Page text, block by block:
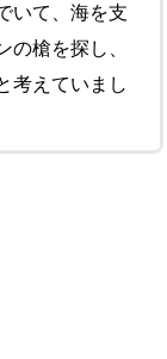
いて、海を支
の槍を探し、
考えていまし